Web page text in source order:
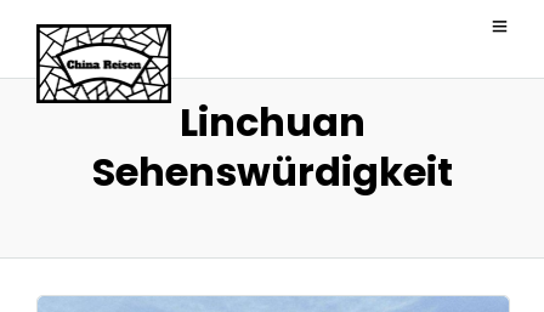
Linchuan
Sehenswürdigkeit